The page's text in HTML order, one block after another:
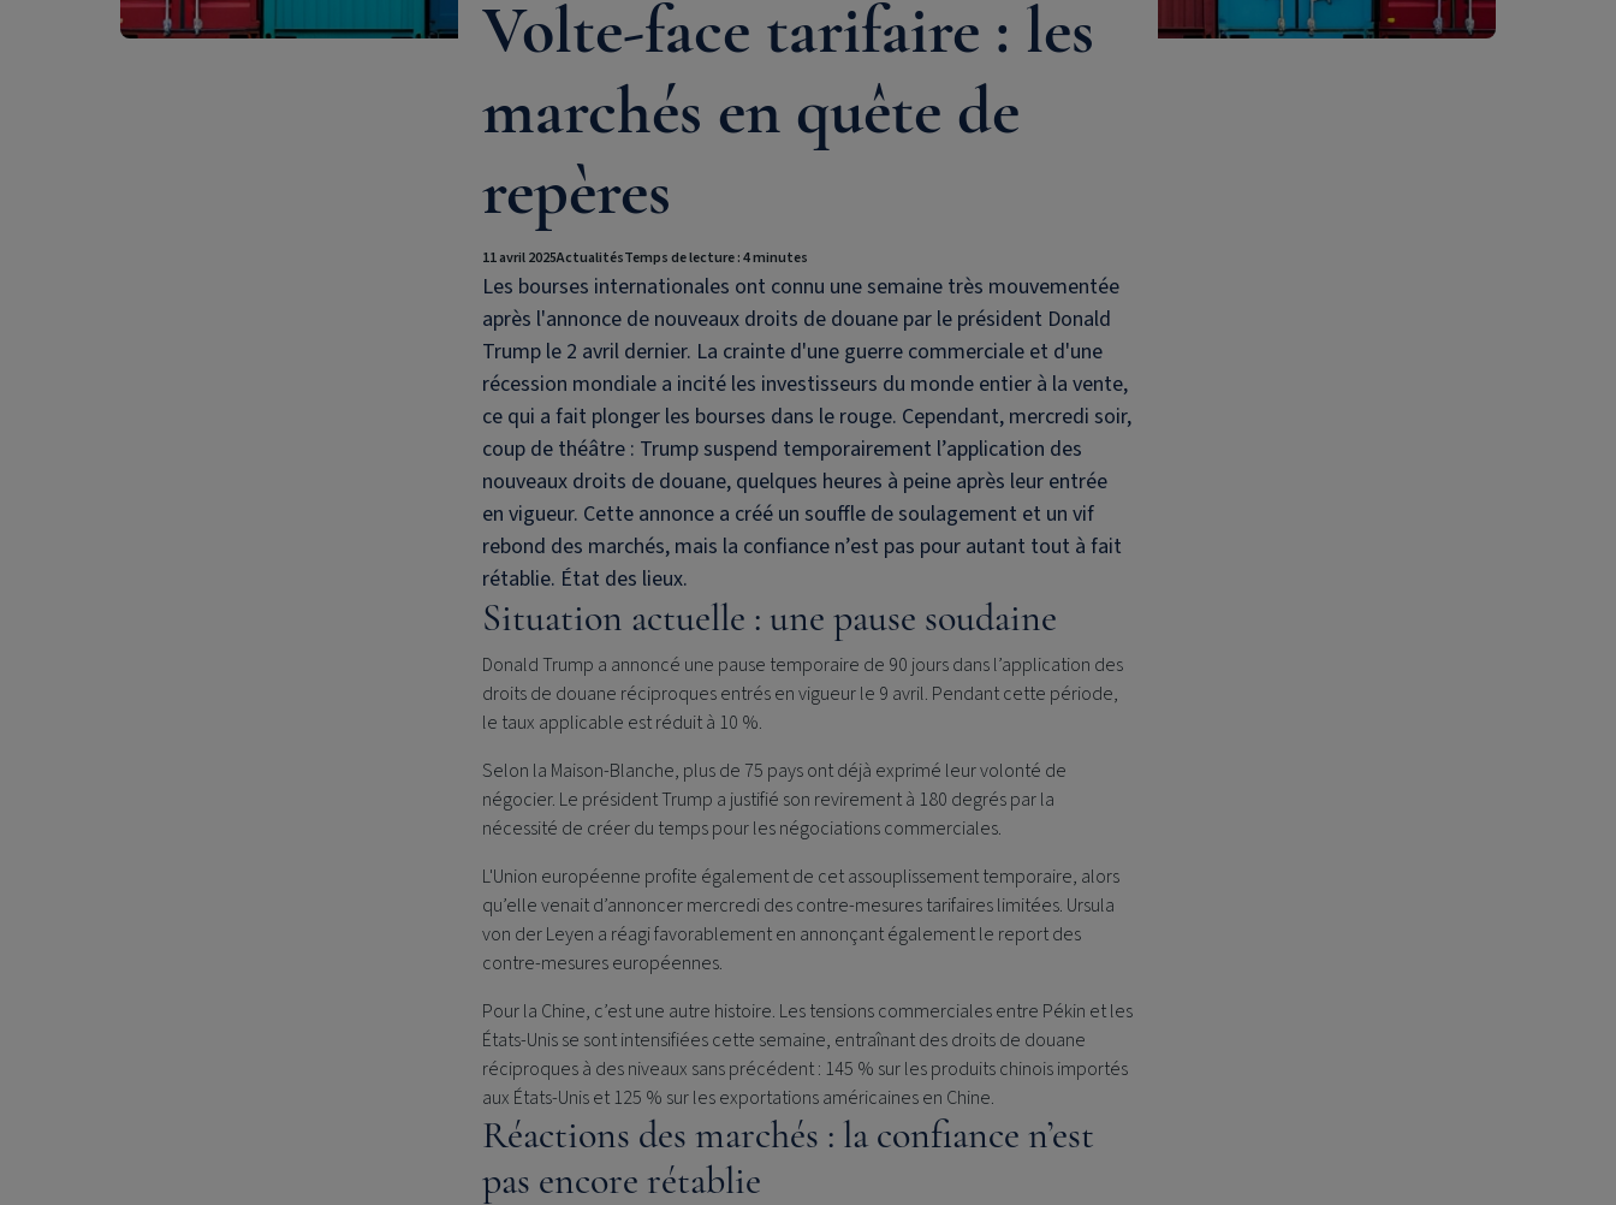
Volte-face tarifaire : les
marchés en quête de
repères
11 avril 2025ActualitésTemps de lecture : 4 minutes
Les bourses internationales ont connu une semaine très mouvementée
après l'annonce de nouveaux droits de douane par le président Donald
Trump le 2 avril dernier. La crainte d'une guerre commerciale et d'une
récession mondiale a incité les investisseurs du monde entier à la vente,
ce qui a fait plonger les bourses dans le rouge. Cependant, mercredi soir,
coup de théâtre : Trump suspend temporairement l’application des
nouveaux droits de douane, quelques heures à peine après leur entrée
en vigueur. Cette annonce a créé un souffle de soulagement et un vif
rebond des marchés, mais la confiance n’est pas pour autant tout à fait
rétablie. État des lieux.
Situation actuelle : une pause soudaine
Donald Trump a annoncé une pause temporaire de 90 jours dans l’application des
droits de douane réciproques entrés en vigueur le 9 avril. Pendant cette période,
le taux applicable est réduit à 10 %.
Selon la Maison-Blanche, plus de 75 pays ont déjà exprimé leur volonté de
négocier. Le président Trump a justifié son revirement à 180 degrés par la
nécessité de créer du temps pour les négociations commerciales.
L'Union européenne profite également de cet assouplissement temporaire, alors
qu’elle venait d’annoncer mercredi des contre-mesures tarifaires limitées. Ursula
von der Leyen a réagi favorablement en annonçant également le report des
contre-mesures européennes.
Pour la Chine, c’est une autre histoire. Les tensions commerciales entre Pékin et les
États-Unis se sont intensifiées cette semaine, entraînant des droits de douane
réciproques à des niveaux sans précédent : 145 % sur les produits chinois importés
aux États-Unis et 125 % sur les exportations américaines en Chine.
Réactions des marchés : la confiance n’est
pas encore rétablie